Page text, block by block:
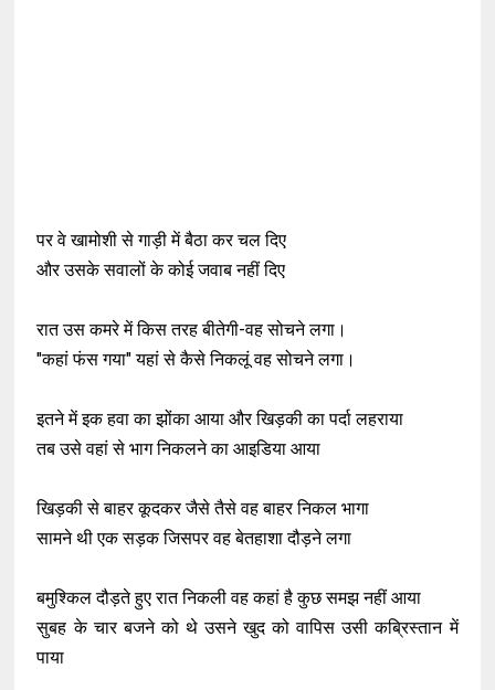
पर वे खामोशी से गाड़ी में बैठा कर चल दिए
और उसके सवालों के कोई जवाब नहीं दिए
रात उस कमरे में किस तरह बीतेगी-वह सोचने लगा।
"कहां फंस गया" यहां से कैसे निकलूं वह सोचने लगा।
इतने में इक हवा का झोंका आया और खिड़की का पर्दा लहराया
तब उसे वहां से भाग निकलने का आइडिया आया
खिड़की से बाहर कूदकर जैसे तैसे वह बाहर निकल भागा
सामने थी एक सड़क जिसपर वह बेतहाशा दौड़ने लगा
बमुश्किल दौड़ते हुए रात निकली वह कहां है कुछ समझ नहीं आया
सुबह के चार बजने को थे उसने खुद को वापिस उसी कब्रिस्तान में
पाया